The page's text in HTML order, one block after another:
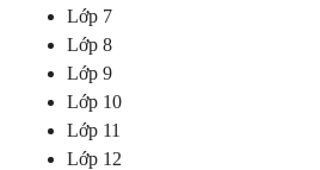
Lớp 7
Lớp 8
Lớp 9
Lớp 10
Lớp 11
Lớp 12